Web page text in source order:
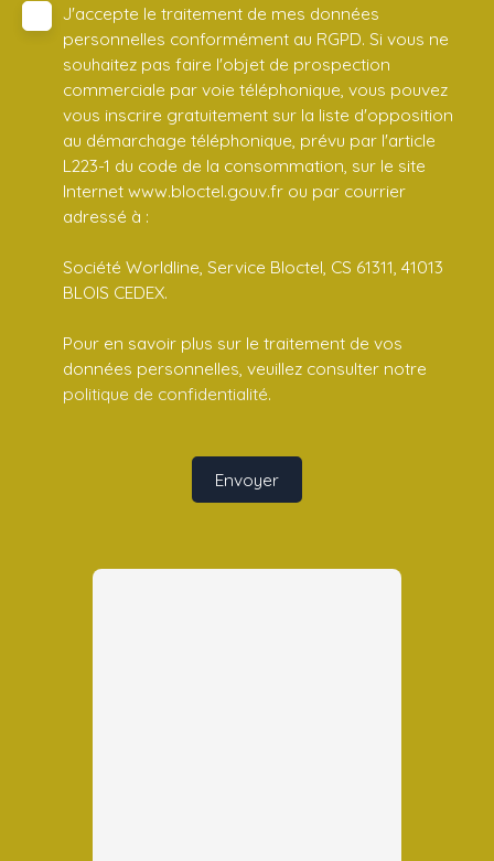
J'accepte le traitement de mes données
personnelles conformément au RGPD. Si vous ne
souhaitez pas faire l'objet de prospection
commerciale par voie téléphonique, vous pouvez
vous inscrire gratuitement sur la liste d'opposition
au démarchage téléphonique, prévu par l'article
L223-1 du code de la consommation, sur le site
Internet www.bloctel.gouv.fr ou par courrier
adressé à :
Société Worldline, Service Bloctel, CS 61311, 41013
BLOIS CEDEX.
Pour en savoir plus sur le traitement de vos
données personnelles, veuillez consulter notre
politique de confidentialité.
Envoyer